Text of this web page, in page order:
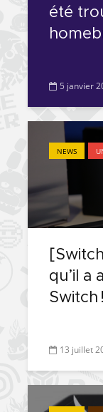
été
5 janvier
NEWS
qu’il a
Switch !
13 juillet